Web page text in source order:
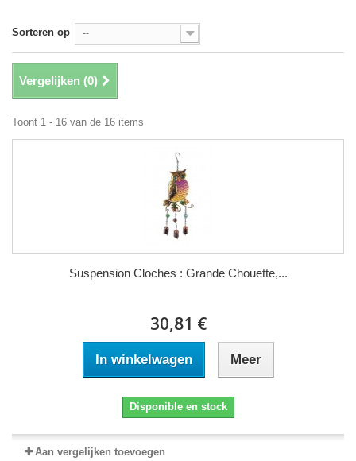
Sorteren op --
Vergelijken (0)
Toont 1 - 16 van de 16 items
Suspension Cloches : Grande Chouette,...
30,81 €
In winkelwagen Meer
Disponible en stock
Aan vergelijken toevoegen